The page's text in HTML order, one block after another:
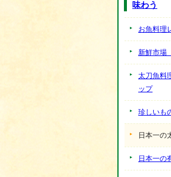
味わう
お魚料理
新鮮市場
太刀魚料
ップ
珍しいも
日本一の
日本一の